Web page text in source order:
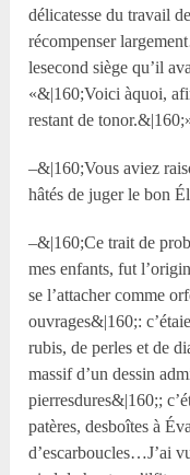
délicatesse du travail
récompenser
lesecond siège qu’il
«&|160;Voici àquoi,
restant de
–&|160;Vous aviez
hâtés de juger le bon
–&|160;Ce trait de
mes enfants, fut
se l’attacher comme
ouvrages&|160;:
rubis, de perles et de
massif d’un dessin
pierresdures&|160;;
patères, desboîtes à
d’escarboucles…J’ai